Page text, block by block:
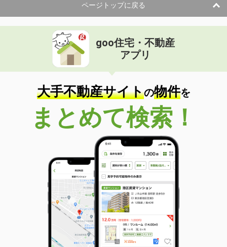
ページトップに戻る
goo住宅・不動産
アプリ
大手不動産サイトの物件を
まとめて検索！